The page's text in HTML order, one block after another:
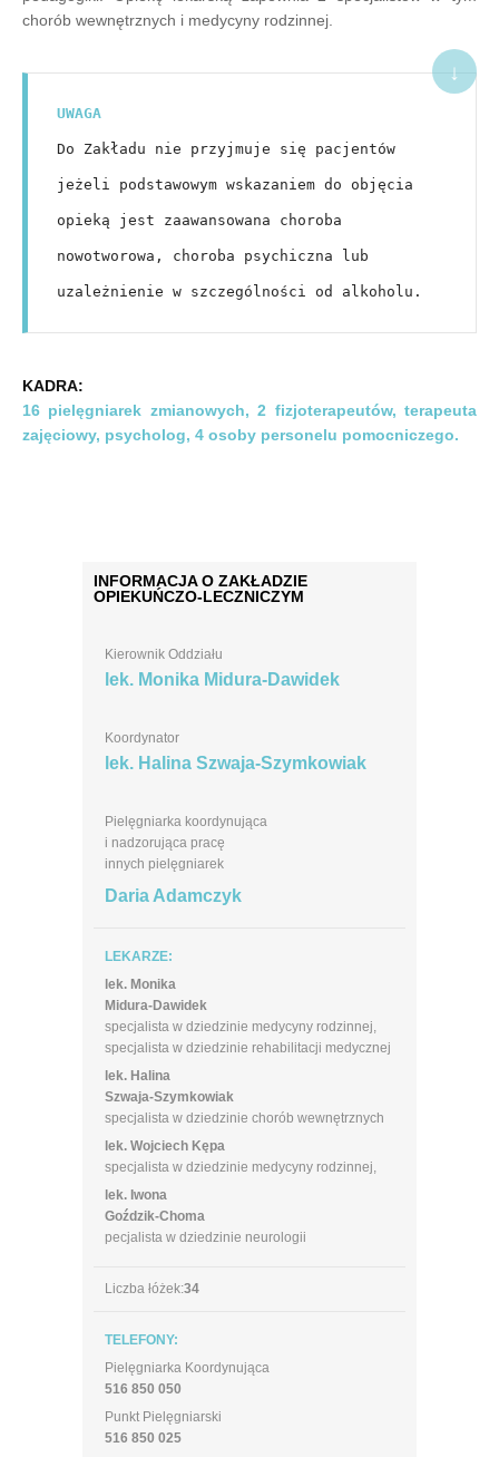
chorób wewnętrznych i medycyny rodzinnej.
UWAGA
Do Zakładu nie przyjmuje się pacjentów
jeżeli podstawowym wskazaniem do objęcia
opieką jest zaawansowana choroba
nowotworowa, choroba psychiczna lub
uzależnienie w szczególności od alkoholu.
KADRA:
16 pielęgniarek zmianowych, 2 fizjoterapeutów, terapeuta
zajęciowy, psycholog, 4 osoby personelu pomocniczego.
INFORMACJA O ZAKŁADZIE
OPIEKUŃCZO-LECZNICZYM
Kierownik Oddziału
lek. Monika Midura-Dawidek
Koordynator
lek. Halina Szwaja-Szymkowiak
Pielęgniarka koordynująca
i nadzorująca pracę
innych pielęgniarek
Daria Adamczyk
LEKARZE:
lek. Monika
Midura-Dawidek
specjalista w dziedzinie medycyny rodzinnej,
specjalista w dziedzinie rehabilitacji medycznej
lek. Halina
Szwaja-Szymkowiak
specjalista w dziedzinie chorób wewnętrznych
lek. Wojciech Kępa
specjalista w dziedzinie medycyny rodzinnej,
lek. Iwona
Goździk-Choma
pecjalista w dziedzinie neurologii
Liczba łóżek:34
TELEFONY:
Pielęgniarka Koordynująca
516 850 050
Punkt Pielęgniarski
516 850 025
↓